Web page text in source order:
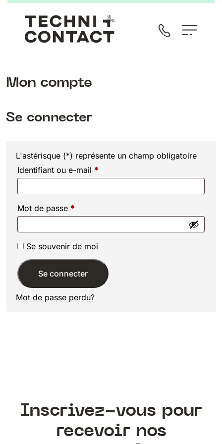
Mon compte
Se connecter
L'astérisque (*) représente un champ obligatoire
Identifiant ou e-mail *
Mot de passe *
Se souvenir de moi
Se connecter
Mot de passe perdu?
Inscrivez-vous pour
recevoir nos